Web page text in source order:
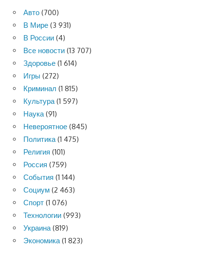
Авто (700)
В Мире (3 931)
В России (4)
Все новости (13 707)
Здоровье (1 614)
Игры (272)
Криминал (1 815)
Культура(1 597)
Наука(91)
Невероятное (845)
Политика(1 475)
Религия (101)
Россия (759)
События (1 144)
Социум (2 463)
Спорт (1 076)
Технологии (993)
Украина(819)
Экономика(1 823)